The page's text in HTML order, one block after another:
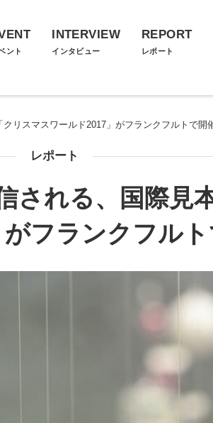
ント
INTERVIEW
インタビュー
REPORT
レポート
リスマスワールド2017」がフランクフルトで開
レポート
される、国際見
フランクフル